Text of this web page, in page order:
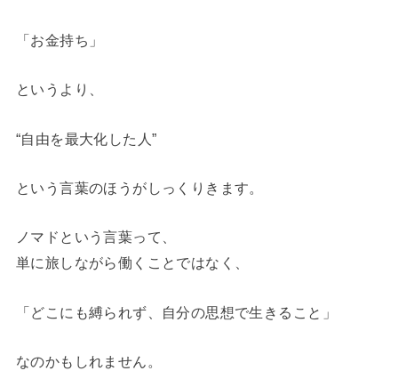
「お金持ち」
というより、
“自由を最大化した人”
という言葉のほうがしっくりきます。
ノマドという言葉って、
単に旅しながら働くことではなく、
「どこにも縛られず、自分の思想で生きること」
なのかもしれません。